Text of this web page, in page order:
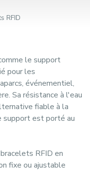
RFID
le support
pour les
événementiel,
Sa résistance à l'eau
fiable à la
support est porté au
RFID en
fixe ou ajustable